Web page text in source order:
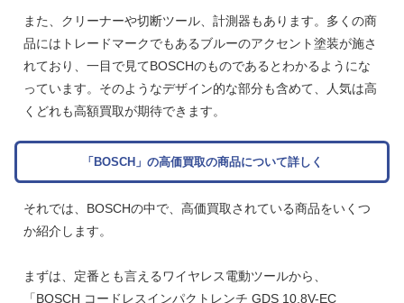
また、クリーナーや切断ツール、計測器もあります。多くの商
品にはトレードマークでもあるブルーのアクセント塗装が施さ
れており、一目で見てBOSCHのものであるとわかるようにな
っています。そのようなデザイン的な部分も含めて、人気は高
くどれも高額買取が期待できます。
「BOSCH」の高価買取の商品について詳しく
それでは、BOSCHの中で、高価買取されている商品をいくつ
か紹介します。
まずは、定番とも言えるワイヤレス電動ツールから、
「BOSCH コードレスインパクトレンチ GDS 10.8V-EC